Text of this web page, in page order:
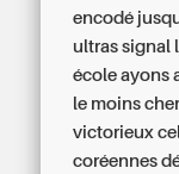
encodé
ultras signal
école ayons
le moins
victorieux
coréennes